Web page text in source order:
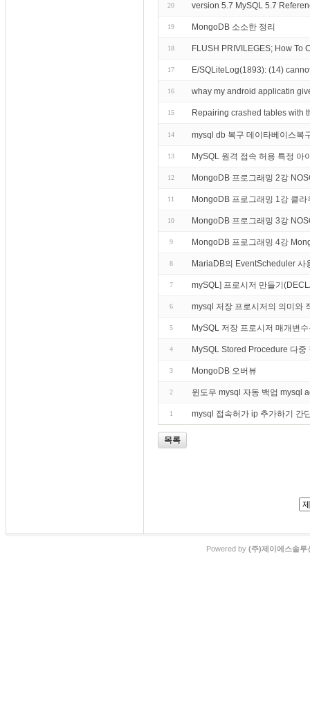
20 version 5.7 MySQL 5.7
19 MongoDB 소소한 정리
18 FLUSH PRIVILEGES; How To
17 E/SQLiteLog(1893): (14)
16 whay my android applicatin
15 Repairing crashed tables with
14 mysql db 복구 데이타베이스복
13 MySQL 원격 접속 허용 특정 아
12 MongoDB 프로그래밍 2강
11 MongoDB 프로그래밍 1강 클
10 MongoDB 프로그래밍 3강
9 MongoDB 프로그래밍 4강
8 MariaDB의 EventScheduler 사
7 mySQL] 프로시저 만들기
6 mysql 저장 프로시저의 의미와
5 MySQL 저장 프로시저 매개변
4 MySQL Stored Procedure 다중
3 MongoDB 오버뷰
2 윈도우 mysql 자동 백업 mysql
1 mysql 접속허가 ip 추가하기 간
목록
Powered by (주)제이에스솔루